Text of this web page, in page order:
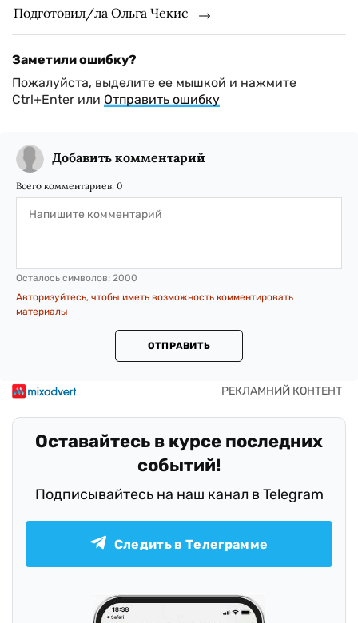
Подготовил/ла Ольга Чекис
Заметили ошибку?
Пожалуйста, выделите ее мышкой и нажмите
Ctrl+Enter или Отправить ошибку
Добавить комментарий
Всего комментариев: 0
Осталось символов: 2000
Авторизуйтесь, чтобы иметь возможность комментировать
материалы
ОТПРАВИТЬ
Оставайтесь в курсе последних
событий!
Подписывайтесь на наш канал в Telegram
Следить в Телеграмме